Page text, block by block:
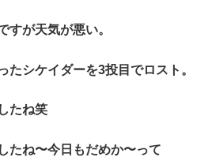
すが天気が悪い。
たシケイダーを3投目でロスト。
たね笑
たね〜今日もだめか〜って